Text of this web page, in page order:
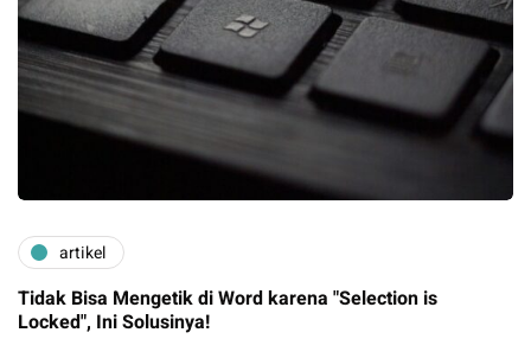
artikel
Tidak Bisa Mengetik di Word karena "Selection is
Locked", Ini Solusinya!